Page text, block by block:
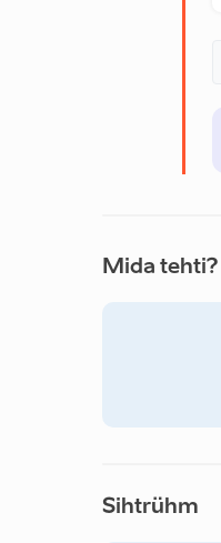
Mida tehti?
Sihtrühm